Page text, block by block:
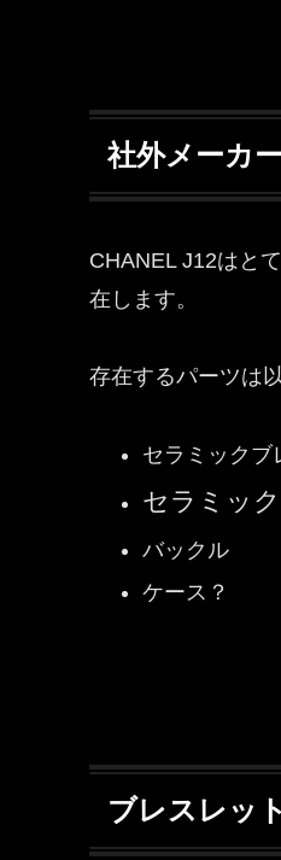
社外メーカ
CHANEL J12はと
在します。
存在するパーツは
セラミックブ
セラミッ
バックル
ケース？
ブレスレット